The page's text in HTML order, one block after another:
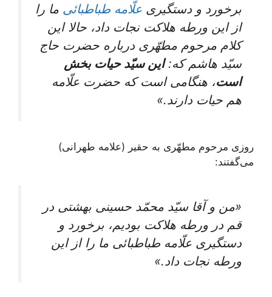
برخورد و دستگيرى علّامه طباطبائى ما را
از اين ورطه هلاكت نجات داد، حالا اين
كلام مرحوم مطهّرى درباره حضرت حاج
سيّد هاشم كه:اين سيّد حيات بخش
است، هنگامى است كه حضرت علّامه
هم حيات دارند.»
روزى مرحوم مطهّرى به حقير (علامه طهرانی)
می‌‏گفتند:
«من و آقا سيّد محمّد حسينى بهشتى در
قم در ورطه هلاكت بوديم، برخورد و
دستگيرى علّامه طباطبائى ما را از اين
ورطه نجات داد.»